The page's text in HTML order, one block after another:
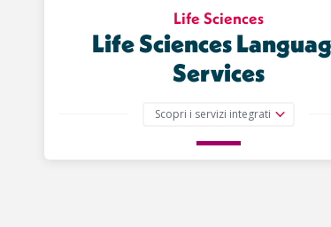
Life Sciences
Life Sciences
Services
Scopri i servizi integrati